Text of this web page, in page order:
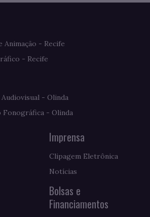
Animação - Recife
- Recife
- Olinda
Fonográfica - Olinda
Imprensa
Clipagem Eletrônica
Notícias
Bolsas e
Financiamentos